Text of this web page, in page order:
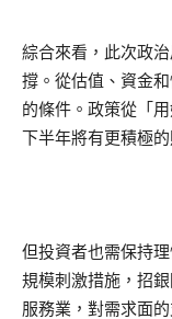
綜合來看，此次政
撐。從估值、資金
的條件。政策從「
下半年將有更積極
但投資者也需保持
規模刺激措施，招
服務業，對需求面的